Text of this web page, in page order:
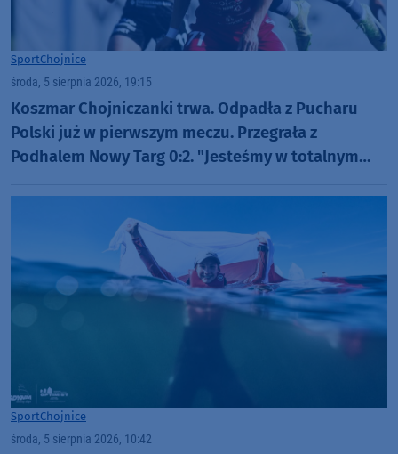
SportChojnice
środa, 5 sierpnia 2026, 19:15
Koszmar Chojniczanki trwa. Odpadła z Pucharu
Polski już w pierwszym meczu. Przegrała z
Podhalem Nowy Targ 0:2. "Jesteśmy w totalnym
SportChojnice
środa, 5 sierpnia 2026, 10:42